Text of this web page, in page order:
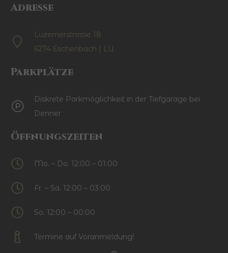
Adresse
Luzernerstrasse 18
6274 Eschenbach | LU
Parkplätze
Diskrete Parkmöglichkeit in der Tiefgarage bei
Denner
Öffnungszeiten
Mo. – Do. 12:00 – 01:00
Fr. – Sa. 12:00 – 03:00
So. 12:00 – 00:00
Termine auf Voranmeldung!